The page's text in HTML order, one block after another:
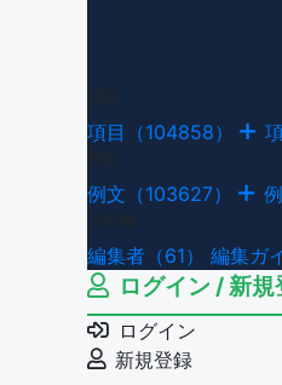
項目（104858）
例文（103627）
編集者（61） 編集ガ
ログイン / 新規
ログイン
新規登録